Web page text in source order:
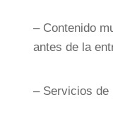
– Contenido
antes de la
– Servicios de